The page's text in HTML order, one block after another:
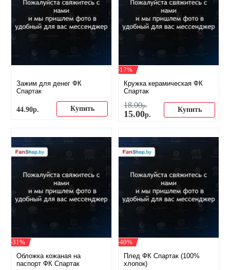
Зажим для денег ФК
Спартак
44.90р. Купить
-17%
Кружка керамическая ФК
Спартак
18.00р.
15.00р.
Купить
-31%
Обложка кожаная на
паспорт ФК Спартак
-40%
Плед ФК Спартак (100%
хлопок)